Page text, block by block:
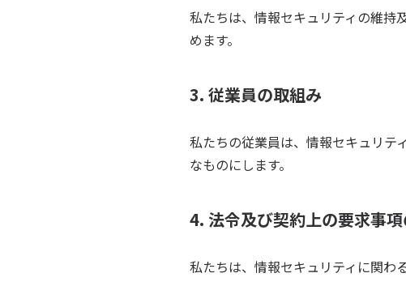
私たちは、情報セキュリティの維持
めます。
3. 従業員の取組み
私たちの従業員は、情報セキュリテ
なものにします。
4. 法令及び契約上の要求事
私たちは、情報セキュリティに関わ